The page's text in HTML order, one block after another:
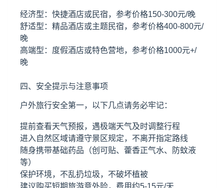
经济型：快捷酒店或民宿，参考价格150-300元/晚
舒适型：精品酒店或主题民宿，参考价格400-800元/
晚
高端型：度假酒店或特色营地，参考价格1000元+/
晚
四、安全提示与注意事项
户外旅行安全第一，以下几点请务必牢记：
提前查看天气预报，遇极端天气及时调整行程
进入自然区域请遵守景区规定，不离开指定路线
随身携带基础药品（创可贴、藿香正气水、防蚊液
等）
保护环境，不乱扔垃圾，不破坏植被
建议购买短期旅游意外险，费用约5-15元/天